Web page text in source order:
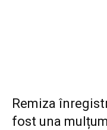
Remiza
fost una